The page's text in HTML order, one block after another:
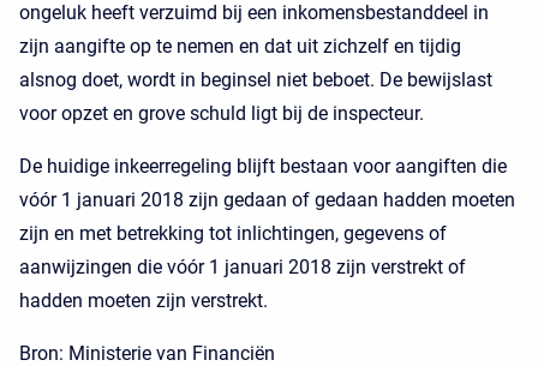
ongeluk heeft verzuimd bij een inkomensbestanddeel in
zijn aangifte op te nemen en dat uit zichzelf en tijdig
alsnog doet, wordt in beginsel niet beboet. De bewijslast
voor opzet en grove schuld ligt bij de inspecteur.
De huidige inkeerregeling blijft bestaan voor aangiften die
vóór 1 januari 2018 zijn gedaan of gedaan hadden moeten
zijn en met betrekking tot inlichtingen, gegevens of
aanwijzingen die vóór 1 januari 2018 zijn verstrekt of
hadden moeten zijn verstrekt.
Bron: Ministerie van Financiën